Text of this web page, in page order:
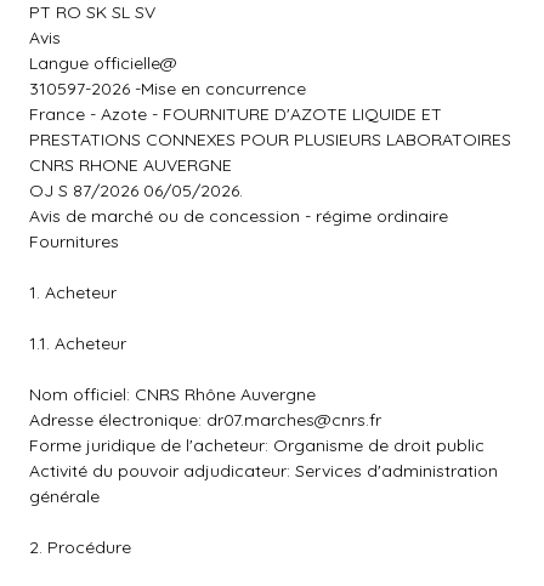
PT RO SK SL SV
Avis
Langue officielle@
310597-2026 -Mise en concurrence
France - Azote - FOURNITURE D'AZOTE LIQUIDE ET
PRESTATIONS CONNEXES POUR PLUSIEURS LABORATOIRES
CNRS RHONE AUVERGNE
OJ S 87/2026 06/05/2026.
Avis de marché ou de concession - régime ordinaire
Fournitures
1. Acheteur
1.1. Acheteur
Nom officiel: CNRS Rhône Auvergne
Adresse électronique: dr07.marches@cnrs.fr
Forme juridique de l'acheteur: Organisme de droit public
Activité du pouvoir adjudicateur: Services d'administration
générale
2. Procédure